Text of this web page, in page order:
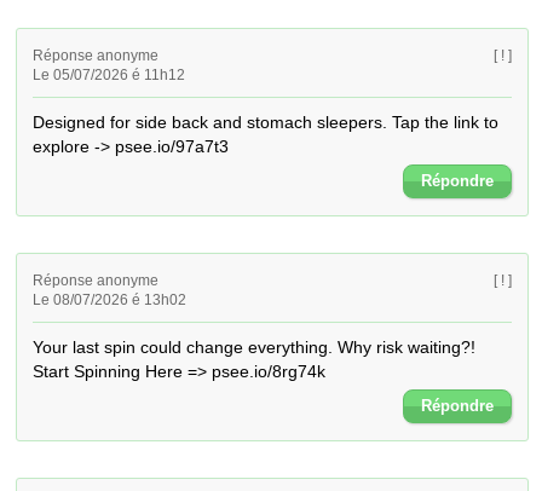
Réponse anonyme
Le 05/07/2026 é 11h12
[ ! ]
Designed for side back and stomach sleepers. Tap the link to
explore -> psee.io/97a7t3
Répondre
Réponse anonyme
Le 08/07/2026 é 13h02
[ ! ]
Your last spin could change everything. Why risk waiting?!
Start Spinning Here => psee.io/8rg74k
Répondre